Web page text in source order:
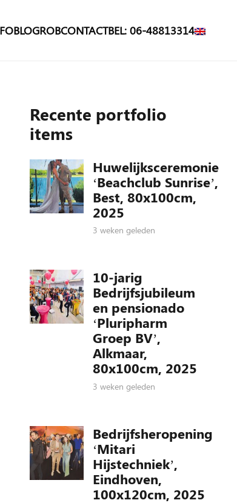
BLOGROBCONTACTBEL: 06-48813314
Recente portfolio
items
Huwelijksceremonie
‘Beachclub Sunrise’,
Best, 80x100cm,
2025
3 weken geleden
10-jarig
Bedrijfsjubileum
en pensionado
‘Pluripharm
Groep BV’,
Alkmaar,
80x100cm, 2025
3 weken geleden
Bedrijfsheropening
‘Mitari
Hijstechniek’,
Eindhoven,
100x120cm, 2025